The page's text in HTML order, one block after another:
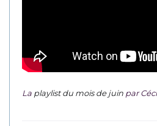
La playlist du mois de juin par